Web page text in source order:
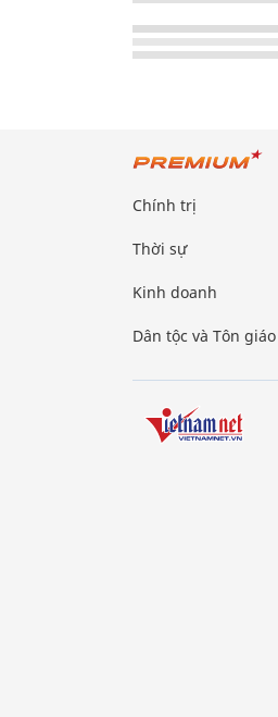
Chính trị
Thời sự
Kinh doanh
Dân tộc và Tôn giáo